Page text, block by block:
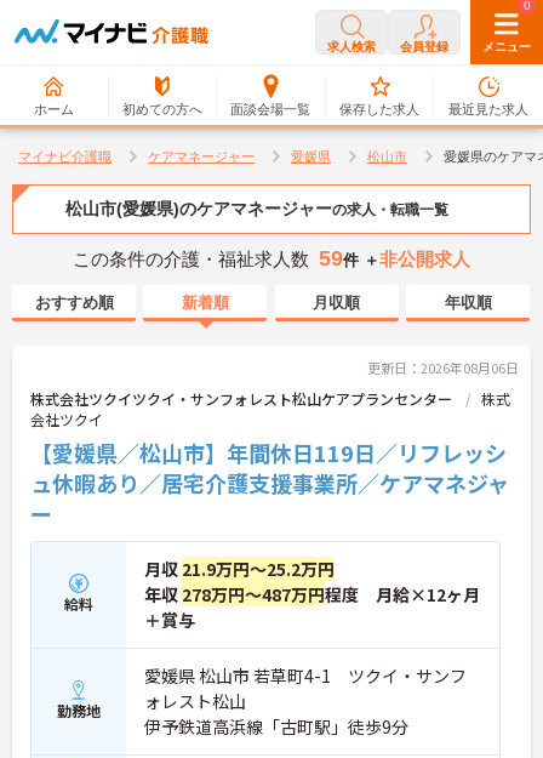
求人検索 会員登録 メニュー
ホーム 初めての方へ 面談会場一覧
0
保存した求人
0
最近見た求人
マイナビ介護職 ケアマネージャー 愛媛県 松山市 愛媛県のケアマ
松山市(愛媛県)のケアマネージャーの求人・転職一覧
この条件の介護・福祉求人数 59件 ＋非公開求人
おすすめ順 新着順 月収順 年収順
更新日：2026年08月06日
株式会社ツクイツクイ・サンフォレスト松山ケアプランセンター
株式
会社ツクイ
【愛媛県／松山市】年間休日119日／リフレッシ
ュ休暇あり／居宅介護支援事業所／ケアマネジャ
ー
給料
月収 21.9万円～25.2万円
年収 278万円～487万円程度 月給×12ヶ月
＋賞与
勤務地
愛媛県 松山市 若草町4-1 ツクイ・サンフ
ォレスト松山
伊予鉄道高浜線「古町駅」徒歩9分